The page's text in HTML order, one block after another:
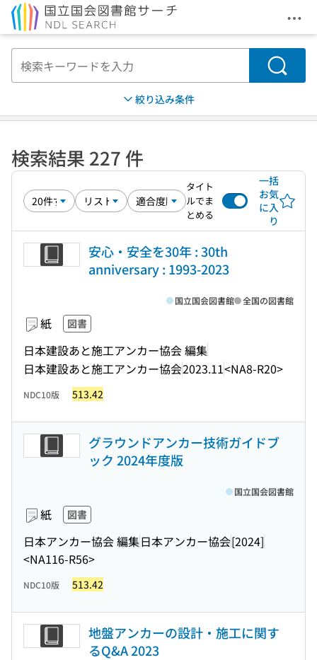
メ
検索
絞り込み条件
検索結果 227 件
タイト
ルでま
とめる
一括
お気
に入
り
安心・安全を30年 : 30th
anniversary : 1993-2023
紙 図書
日本建設あと施工アンカー協会 編集
日本建設あと施工アンカー協会2023.11<NA8-R20>
国立国会図書館 全国の図書館
NDC10版 513.42
グラウンドアンカー技術ガイドブ
ック 2024年度版
紙 図書
日本アンカー協会 編集日本アンカー協会[2024]
<NA116-R56>
国立国会図書館
NDC10版 513.42
地盤アンカーの設計・施工に関す
るQ&A 2023